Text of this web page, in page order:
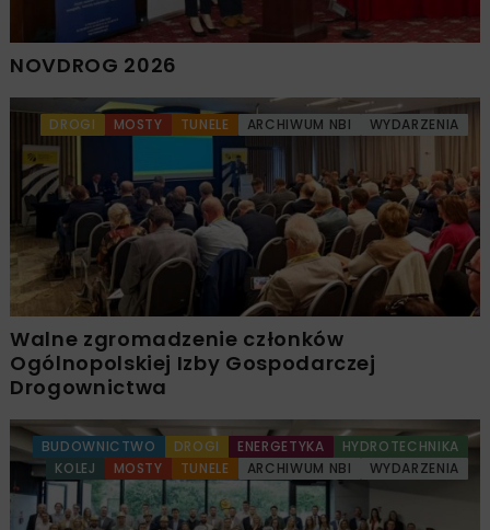
NOVDROG 2026
DROGI MOSTY TUNELE ARCHIWUM NBI WYDARZENIA
Walne zgromadzenie członków
Ogólnopolskiej Izby Gospodarczej
Drogownictwa
BUDOWNICTWO DROGI ENERGETYKA
HYDROTECHNIKA
KOLEJ
MOSTY TUNELE ARCHIWUM NBI WYDARZENIA